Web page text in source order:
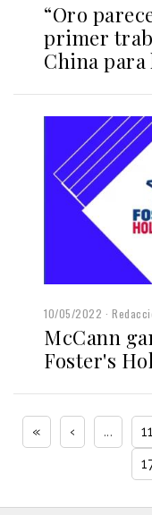
“Oro
primer
China para
10/05/2022
McCann
Foster's
« ‹ ... 11